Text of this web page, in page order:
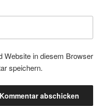
Website in diesem Browser
speichern.